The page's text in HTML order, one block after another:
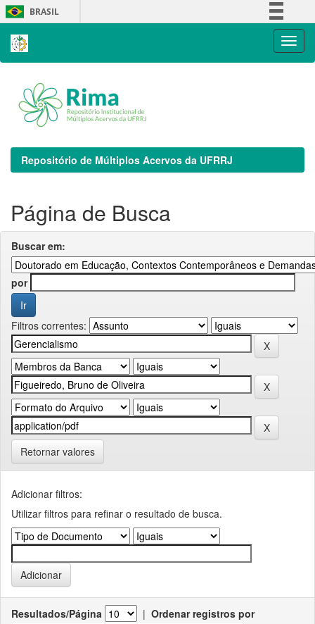
Skip
navigation
BRASIL
Repositório de Múltiplos Acervos da UFRRJ
Página de Busca
Buscar em:
por
Filtros correntes:
Retornar valores
Adicionar filtros:
Utilizar filtros para refinar o resultado de busca.
Resultados/Página | Ordenar registros por